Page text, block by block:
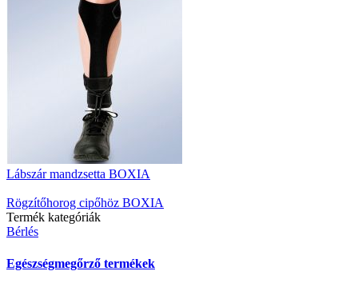
Lábszár mandzsetta BOXIA
Rögzítőhorog cipőhöz BOXIA
Termék kategóriák
Bérlés
Egészségmegőrző termékek